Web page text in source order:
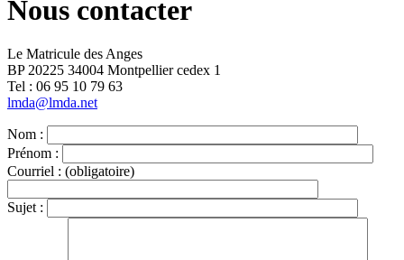
Nous contacter
Le Matricule des Anges
BP 20225 34004 Montpellier cedex 1
Tel : ‭06 95 10 79 63
lmda@lmda.net
Nom :
Prénom :
Courriel : (obligatoire)
Sujet :